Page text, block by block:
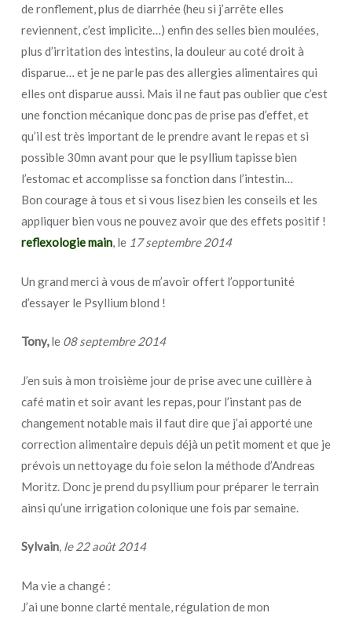
de ronflement, plus de diarrhée (heu si j’arrête elles
reviennent, c’est implicite…) enfin des selles bien moulées,
plus d’irritation des intestins, la douleur au coté droit à
disparue… et je ne parle pas des allergies alimentaires qui
elles ont disparue aussi. Mais il ne faut pas oublier que c’est
une fonction mécanique donc pas de prise pas d’effet, et
qu’il est très important de le prendre avant le repas et si
possible 30mn avant pour que le psyllium tapisse bien
l’estomac et accomplisse sa fonction dans l’intestin…
Bon courage à tous et si vous lisez bien les conseils et les
appliquer bien vous ne pouvez avoir que des effets positif !
reflexologie main, le17 septembre 2014
Un grand merci à vous de m’avoir offert l’opportunité
d’essayer le Psyllium blond !
Tony,le 08 septembre 2014
J’en suis à mon troisième jour de prise avec une cuillère à
café matin et soir avant les repas, pour l’instant pas de
changement notable mais il faut dire que j’ai apporté une
correction alimentaire depuis déjà un petit moment et que je
prévois un nettoyage du foie selon la méthode d’Andreas
Moritz. Donc je prend du psyllium pour préparer le terrain
ainsi qu’une irrigation colonique une fois par semaine.
Sylvain, le 22 août 2014
Ma vie a changé :
J’ai une bonne clarté mentale, régulation de mon